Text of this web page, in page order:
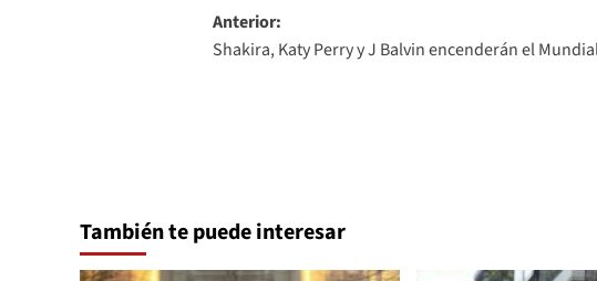
Navegación
de
Anterior:
Shakira, Katy Perry y J Balvin encenderán el
También te puede interesar